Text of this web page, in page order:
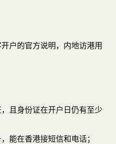
户的官方说明，内地访港用
且身份证在开户日仍有至少
能在香港接短信和电话；